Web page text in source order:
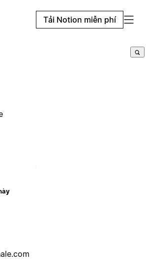
Tải Notion miễn phí